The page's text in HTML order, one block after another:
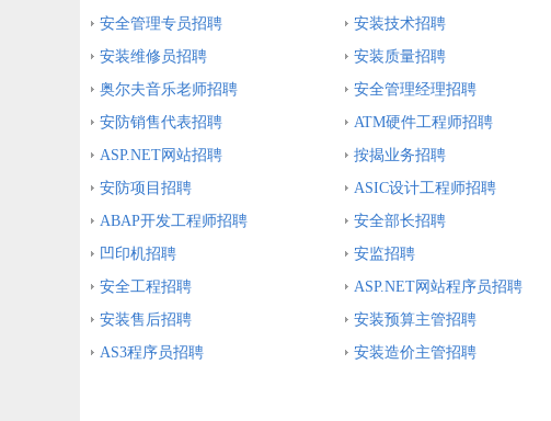
安全管理专员招聘
安装技术招聘
安装维修员招聘
安装质量招聘
奥尔夫音乐老师招聘
安全管理经理招聘
安防销售代表招聘
ATM硬件工程师招聘
ASP.NET网站招聘
按揭业务招聘
安防项目招聘
ASIC设计工程师招聘
ABAP开发工程师招聘
安全部长招聘
凹印机招聘
安监招聘
安全工程招聘
ASP.NET网站程序员招聘
安装售后招聘
安装预算主管招聘
AS3程序员招聘
安装造价主管招聘